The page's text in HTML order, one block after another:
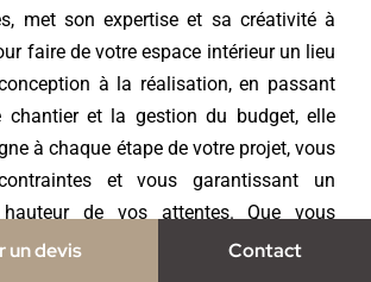
un devis Contact
met son expertise et sa créativité à
faire de votre espace intérieur un lieu
à la réalisation, en passant
chantier et la gestion du budget, elle
à chaque étape de votre projet, vous
et vous garantissant un
de vos attentes. Que vous
d’un nouvel espace, une